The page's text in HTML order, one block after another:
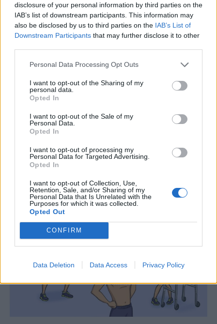
disclosure of your personal information by third parties on the
IAB’s list of downstream participants. This information may
also be disclosed by us to third parties on the IAB’s List of
Downstream Participants that may further disclose it to other
Personal Data Processing Opt Outs
I want to opt-out of the Sharing of my
personal data.
Opted In
I want to opt-out of the Sale of my
Personal Data.
Opted In
I want to opt-out of processing my
Personal Data for Targeted Advertising.
Opted In
I want to opt-out of Collection, Use,
Retention, Sale, and/or Sharing of my
Personal Data that Is Unrelated with the
Purposes for which it was collected.
Opted Out
CONFIRM
Data Deletion Data Access Privacy Policy
© brightside